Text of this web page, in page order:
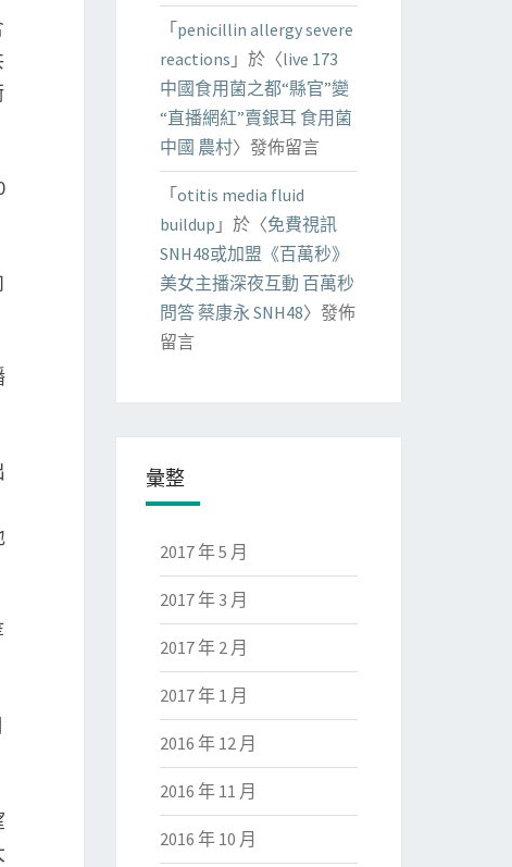
「 penicillin allergy severe
reactions 」於〈live 173
中國食用菌之都“縣官”變
“直播網紅”賣銀耳 食用菌
中國 農村〉發佈留言
「 otitis media fluid
buildup 」於〈免費視訊
SNH48或加盟《百萬秒》
美女主播深夜互動 百萬秒
問答 蔡康永 SNH48〉發佈
留言
彙整
2017 年 5 月
2017 年 3 月
2017 年 2 月
2017 年 1 月
2016 年 12 月
2016 年 11 月
2016 年 10 月